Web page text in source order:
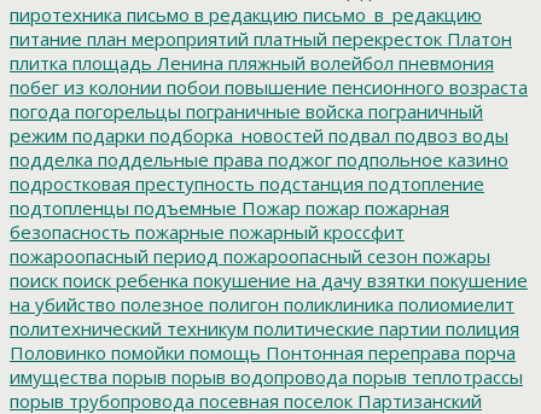
пиротехника письмо в редакцию письмо_в_редакцию
питание план мероприятий платный перекресток Платон
плитка площадь Ленина пляжный волейбол пневмония
побег из колонии побои повышение пенсионного возраста
погода погорельцы пограничные войска пограничный
режим подарки подборка_новостей подвал подвоз воды
подделка поддельные права поджог подпольное казино
подростковая преступность подстанция подтопление
подтопленцы подъемные Пожар пожар пожарная
безопасность пожарные пожарный кроссфит
пожароопасный период пожароопасный сезон пожары
поиск поиск ребенка покушение на дачу взятки покушение
на убийство полезное полигон поликлиника полиомиелит
политехнический техникум политические партии полиция
Половинко помойки помощь Понтонная переправа порча
имущества порыв порыв водопровода порыв теплотрассы
порыв трубопровода посевная поселок Партизанский